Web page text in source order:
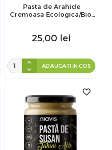
Pasta de Arahide
Cremoasa Ecologica/Bio,
25,00 lei
ADAUGATI IN COS